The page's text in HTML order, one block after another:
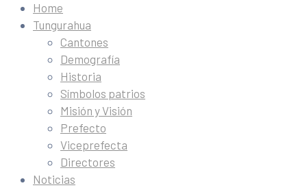
Home
Tungurahua
Cantones
Demografía
Historia
Símbolos patrios
Misión y Visión
Prefecto
Viceprefecta
Directores
Noticias